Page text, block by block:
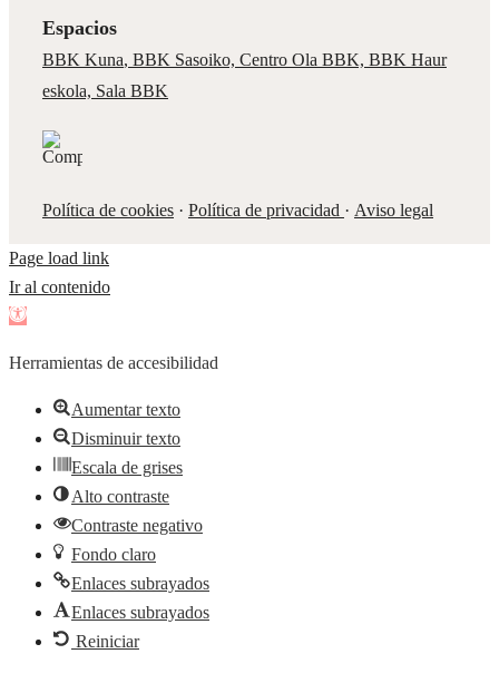
Espacios
BBK Kuna, BBK Sasoiko, Centro Ola BBK, BBK Haur
eskola, Sala BBK
Política de cookies· Política de privacidad · Aviso legal
Page load link
Ir al contenido
Abrir
de
herramientas
Herramientas de accesibilidad
Aumentar texto
Disminuir texto
Escala de grises
Alto contraste
Contraste negativo
Fondo claro
Enlaces subrayados
Enlaces subrayados
Reiniciar